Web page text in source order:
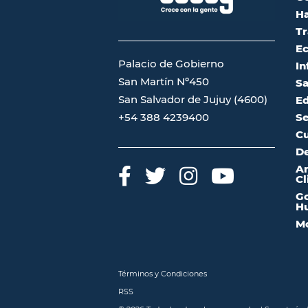
Palacio de Gobierno
San Martín Nº450
San Salvador de Jujuy (4600)
+54 388 4239400
Términos y Condiciones
RSS